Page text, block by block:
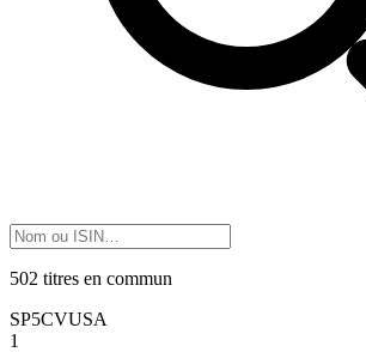
502 titres en commun
SP5CVUSA
1